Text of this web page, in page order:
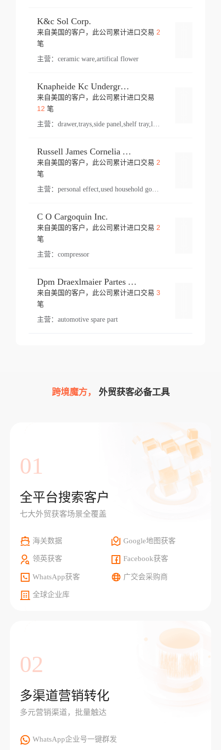
K&c Sol Corp.
来自美国的客户，此公司累计进口交易 2
笔
主营： ceramic ware,artifical flower
Knapheide Kc Underground
来自美国的客户，此公司累计进口交易
12 笔
主营：
Russell James Cornelia Arlington Va
来自美国的客户，此公司累计进口交易 2
笔
主营： personal effect,used household goods
C O Cargoquin Inc.
来自美国的客户，此公司累计进口交易 2
笔
主营： compressor
Dpm Draexlmaier Partes Automotrices Corr Ind Huejotzingo
来自美国的客户，此公司累计进口交易 3
笔
主营： automotive spare part
跨境魔方， 外贸获客必备工具
01
全平台搜索客户
七大外贸获客场景全覆盖
海关数据 Google地图获客
领英获客 Facebook获客
WhatsApp获客 广交会采购商
全球企业库
02
多渠道营销转化
多元营销渠道，批量触达
WhatsApp企业号一键群发